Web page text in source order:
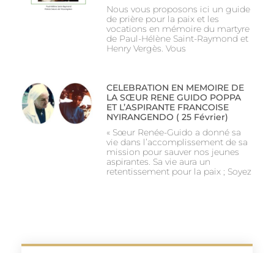
Nous vous proposons ici un guide
de prière pour la paix et les
vocations en mémoire du martyre
de Paul-Hélène Saint-Raymond et
Henry Vergès. Vous
CELEBRATION EN MEMOIRE DE
LA SŒUR RENE GUIDO POPPA
ET L’ASPIRANTE FRANCOISE
NYIRANGENDO ( 25 Février)
« Sœur Renée-Guido a donné sa
vie dans l’accomplissement de sa
mission pour sauver nos jeunes
aspirantes. Sa vie aura un
retentissement pour la paix ; Soyez